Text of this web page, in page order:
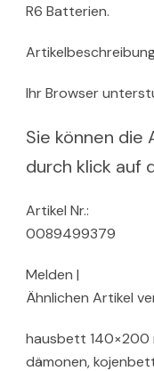
R6 Batterien.
Ihr Browser
Sie können die
durch klick auf
Artikel Nr.:
0089499379
Melden |
Ähnlichen Artikel
hausbett 140×200
dämonen,